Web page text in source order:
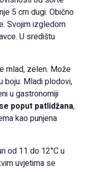
5 cm dugi. Obično
Svojim izgledom
U središtu
mlad, zelen. Može
boju. Mladi plodovi,
u gastronomiji
poput patlidžana,
kao punjena
od 11 do 12°C u
uvjetima se